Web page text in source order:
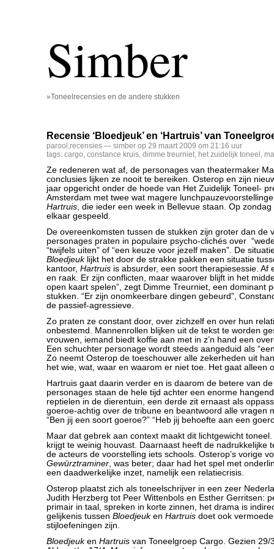
Simber
»Toneelrecensies en de andere stukken
Recensie ‘Bloedjeuk’ en ‘Hartruis’ van
parool ,recensies — simber op 29 maart 2009 om 21:16 uur
tags: cargo, constance kruis, dimme treurniet, het zuidelijk toneel ,
Ze redeneren wat af, de personages van theatermaker
conclusies lijken ze nooit te bereiken. Osterop en zijn
jaar opgericht onder de hoede van Het Zuidelijk Toneel-
Amsterdam met twee wat magere
Hartruis, die ieder een week in Bellevue staan. Op
elkaar gespeeld.
De overeenkomsten tussen de stukken zijn groter dan de
personages praten in populaire psycho-clichés over
“twijfels uiten” of “een keuze voor jezelf maken”. De
Bloedjeuklijkt het door de strakke pakken een situatie
kantoor, Hartruis is absurder, een soort therapiesessie. Af
en raak. Er zijn conflicten, maar waarover blijft in het
open kaart spelen”, zegt Dimme Treurniet, een dominant
stukken. “Er zijn onomkeerbare dingen gebeurd”,
de passief-agressieve.
Zo praten ze constant door, over zichzelf en over hun
onbestemd. Mannenrollen blijken uit de tekst te worden
vrouwen, iemand biedt koffie aan met in z’n hand een
Een schuchter personage wordt steeds aangeduid als
Zo neemt Osterop de toeschouwer alle zekerheden uit
het wie, wat, waar en waarom er niet toe. Het gaat alleen
Hartruis gaat daarin verder en is daarom de betere van
personages staan de hele tijd achter een enorme
reptielen in de dierentuin, een derde zit ernaast als
goeroe-achtig over de tribune en beantwoord alle vragen
“Ben jij een soort goeroe?” “Heb jij behoefte aan een
Maar dat gebrek aan context maakt dit lichtgewicht
krijgt te weinig houvast. Daarnaast heeft de nadrukkelijke
de acteurs de voorstelling iets schools. Osterop’s vorige
Gewürztraminer, was beter; daar had het spel met
een daadwerkelijke inzet, namelijk een relatiecrisis.
Osterop plaatst zich als toneelschrijver in een zeer
Judith Herzberg tot Peer Wittenbols en Esther Gerritsen:
primair in taal, spreken in korte zinnen, het drama is
gelijkenis tussen Bloedjeuken Hartruis doet ook
stijloefeningen zijn.
Bloedjeuken Hartruis van Toneelgroep Cargo. Gezien 29/